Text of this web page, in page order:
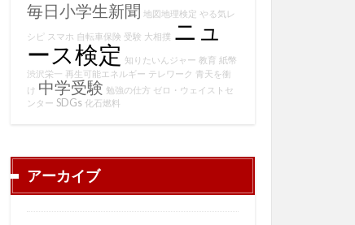
毎日小学生新聞 地図地理検定 やる気レ
シピ スマホ 自転車保険 受験 大相撲 ニュ
ース検定 知りたいんジャー 教育 紙幣
渋沢栄一 再生可能エネルギー テレワーク 青天を衝
け 中学受験 勉強の仕方 ゼロ・ウェイストセ
ンター SDGs 化石燃料
アーカイブ